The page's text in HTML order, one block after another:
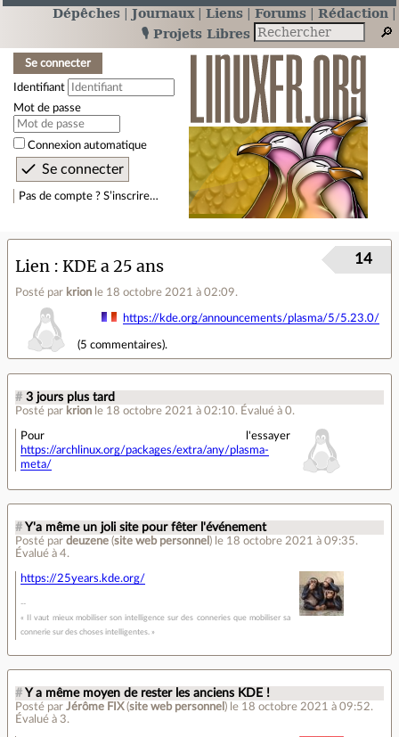
Dépêches Journaux Liens Forums
Rédaction
🎙️ Projets Libres
Se connecter
Identifiant
Mot de passe
Connexion automatique
Pas de compte ? S’inscrire…
Lien KDE a 25 ans
Posté par krion le 18 octobre 2021 à 02:09.
14
https://kde.org/announcements/plasma/5/5.23.0/
(5 commentaires).
# 3 jours plus tard
Posté par krion le 18 octobre 2021 à 02:10. Évalué à 0.
Pour l'essayer
https://archlinux.org/packages/extra/any/plasma-
meta/
# Y'a même un joli site pour fêter l'événement
Posté par deuzene (site web personnel ) le 18 octobre 2021 à 09:35.
Évalué à 4.
https://25years.kde.org/
« Il vaut mieux mobiliser son intelligence sur des conneries que mobiliser sa
connerie sur des choses intelligentes. »
# Y a même moyen de rester les anciens KDE !
Posté par Jérôme FIX (site web personnel ) le 18 octobre 2021 à 09:52.
Évalué à 3.